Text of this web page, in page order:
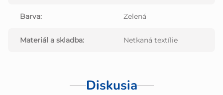
Barva: Zelená
Materiál a skladba: Netkaná textílie
Diskusia